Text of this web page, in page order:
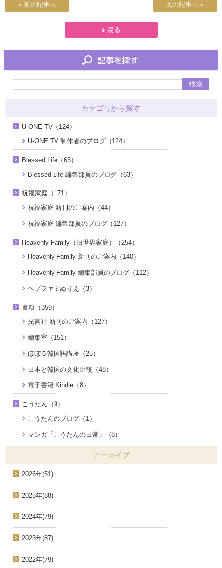
« 前の記事へ 次の記事へ »
戻る
検索
カテゴリから探す
U-ONE TV（124）
U-ONE TV 制作者のブログ（124）
Blessed Life（63）
Blessed Life 編集部員のブログ（63）
祝福家庭（171）
祝福家庭 新刊のご案内（44）
祝福家庭 編集部員のブログ（127）
Heavenly Family（旧世界家庭）（254）
Heavenly Family 新刊のご案内（140）
Heavenly Family 編集部員のブログ（112）
ヘブファミぬりえ（3）
書籍（359）
光言社 新刊のご案内（127）
編集室（151）
ほぼ５韓国語講座（25）
日本と韓国の文化比較（48）
電子書籍 Kindle（8）
こうたん（9）
こうたんのブログ（1）
マンガ「こうたんの日常」（8）
アーカイブ
2026年(51)
2025年(88)
2024年(79)
2023年(87)
2022年(79)